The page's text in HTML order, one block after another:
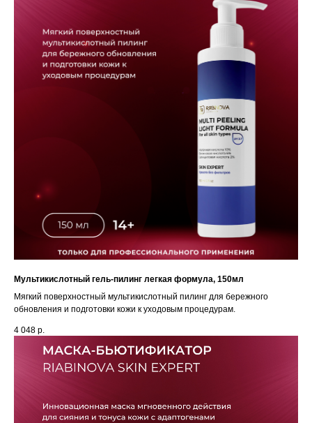
Мультикислотный гель-пилинг легкая формула, 150мл
Мягкий поверхностный мультикислотный пилинг для бережного
обновления и подготовки кожи к уходовым процедурам.
4 048 р.